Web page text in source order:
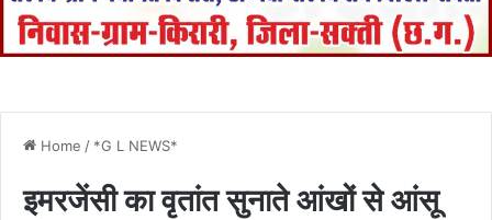
Home / *G L NEWS*
इमरजेंसी का वृतांत सुनाते आंखों से आंसू